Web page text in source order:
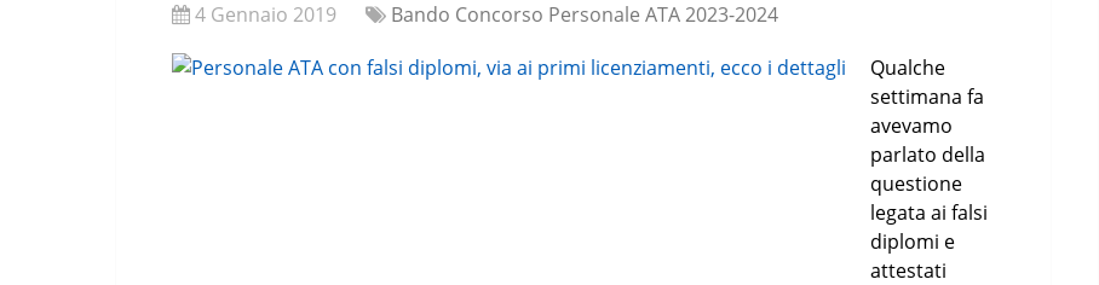
4 Gennaio 2019
Bando Concorso Personale ATA 2023-2024
Qualche
settimana fa
avevamo
parlato della
questione
legata ai falsi
diplomi e
attestati